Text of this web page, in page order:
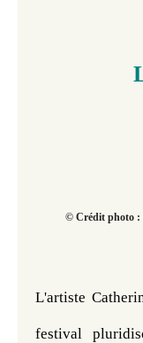
© Crédit photo :
L'artiste
festival